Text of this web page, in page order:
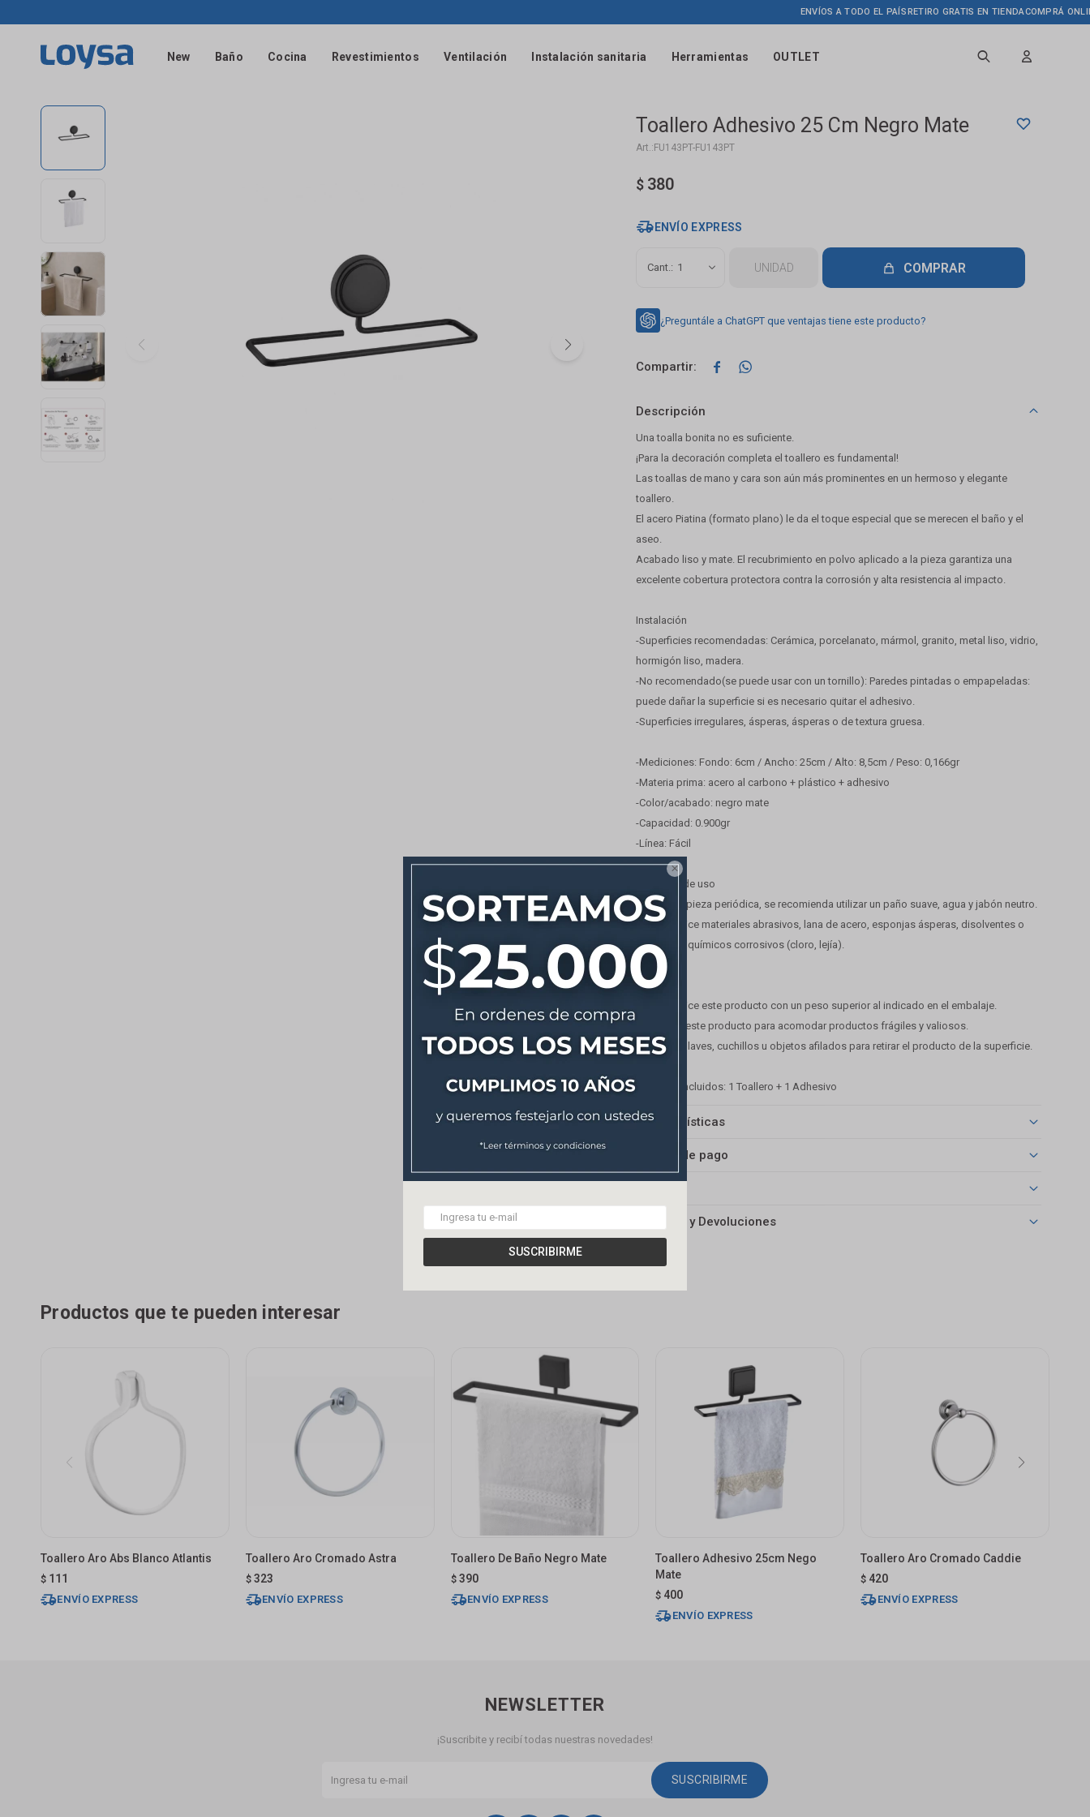

SUSCRIBIRME
New Baño Cocina Revestimientos Ventilación Instalación sanitaria Herramientas OUTLET
ENVÍOS A TODO EL PAÍSRETIRO GRATIS EN TIENDACOMPRÁ ONLINE
Toallero Adhesivo 25 Cm Negro Mate
FU143PT-FU143PT
$ 380
ENVÍO EXPRESS
1 UNIDAD COMPRAR
¿Preguntále a ChatGPT que ventajas tiene este producto?
 
Descripción
Una toalla bonita no es suficiente.
¡Para la decoración completa el toallero es fundamental!
Las toallas de mano y cara son aún más prominentes en un hermoso y elegante
toallero.
El acero Piatina (formato plano) le da el toque especial que se merecen el baño y el
aseo.
Acabado liso y mate. El recubrimiento en polvo aplicado a la pieza garantiza una
excelente cobertura protectora contra la corrosión y alta resistencia al impacto.
Instalación
-Superficies recomendadas: Cerámica, porcelanato, mármol, granito, metal liso, vidrio,
hormigón liso, madera.
-No recomendado(se puede usar con un tornillo): Paredes pintadas o empapeladas:
puede dañar la superficie si es necesario quitar el adhesivo.
-Superficies irregulares, ásperas, ásperas o de textura gruesa.
-Mediciones: Fondo: 6cm / Ancho: 25cm / Alto: 8,5cm / Peso: 0,166gr
-Materia prima: acero al carbono + plástico + adhesivo
-Color/acabado: negro mate
-Capacidad: 0.900gr
-Línea: Fácil
Consejos de uso
-Para la limpieza periódica, se recomienda utilizar un paño suave, agua y jabón neutro.
-Nunca utilice materiales abrasivos, lana de acero, esponjas ásperas, disolventes o
productos químicos corrosivos (cloro, lejía).
Importante
-Nunca utilice este producto con un peso superior al indicado en el embalaje.
-No utilice este producto para acomodar productos frágiles y valiosos.
-No utilice llaves, cuchillos u objetos afilados para retirar el producto de la superficie.
Artículos incluidos: 1 Toallero + 1 Adhesivo
Características
Medios de pago
Cambios y Devoluciones
Productos que te pueden interesar
Toallero Aro Abs Blanco Atlantis
$ 111
ENVÍO EXPRESS
Toallero Aro Cromado Astra
$ 323
ENVÍO EXPRESS
Toallero De Baño Negro Mate
$ 390
ENVÍO EXPRESS
Toallero Adhesivo 25cm Nego
Mate
$ 400
ENVÍO EXPRESS
Toallero Aro Cromado Caddie
$ 420
ENVÍO EXPRESS
NEWSLETTER
¡Suscribite y recibí todas nuestras novedades!
SUSCRIBIRME